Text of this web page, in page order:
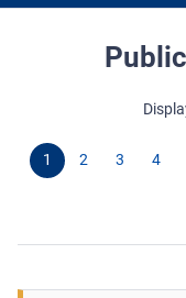
1 2 3 4